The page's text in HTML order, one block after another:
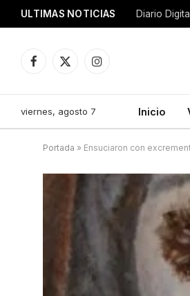
ULTIMAS NOTICIAS Diario
Facebook
X
Instagram
viernes, agosto 7 Inicio
Portada » Ensuciaron con